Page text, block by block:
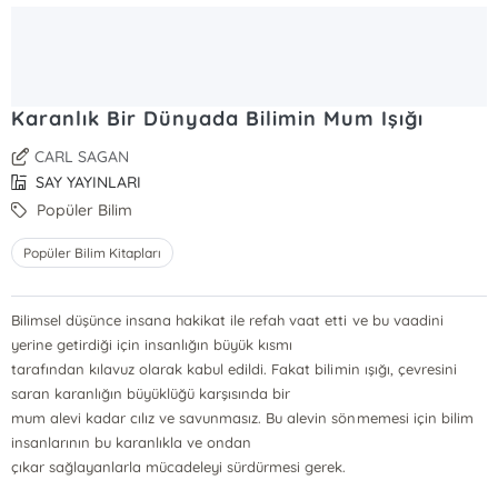
Karanlık Bir Dünyada Bilimin Mum Işığı
CARL SAGAN
SAY YAYINLARI
Popüler Bilim
Popüler Bilim Kitapları
Bilimsel düşünce insana hakikat ile refah vaat etti ve bu vaadini
yerine getirdiği için insanlığın büyük kısmı
tarafından kılavuz olarak kabul edildi. Fakat bilimin ışığı, çevresini
saran karanlığın büyüklüğü karşısında bir
mum alevi kadar cılız ve savunmasız. Bu alevin sönmemesi için bilim
insanlarının bu karanlıkla ve ondan
çıkar sağlayanlarla mücadeleyi sürdürmesi gerek.